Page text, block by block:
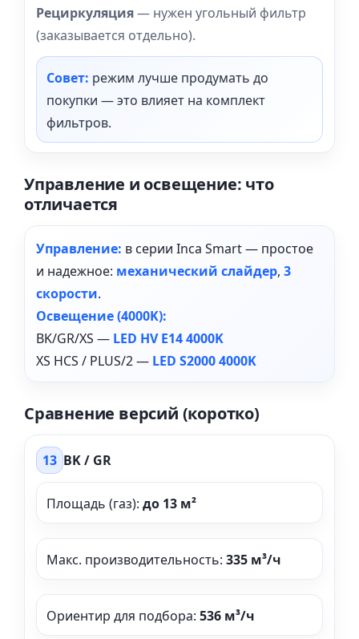
Рециркуляция— нужен угольный фильтр
(заказывается отдельно).
Совет: режим лучше продумать до
покупки — это влияет на комплект
фильтров.
Управление и освещение: что
отличается
Управление: в серии Inca Smart — простое
и надежное: механический слайдер, 3
скорости.
Освещение (4000K):
BK/GR/XS — LED HV E14 4000K
XS HCS / PLUS/2 — LED S2000 4000K
Сравнение версий (коротко)
13 BK / GR
Площадь (газ): до 13 м²
Макс. производительность: 335 м³/ч
Ориентир для подбора: 536 м³/ч